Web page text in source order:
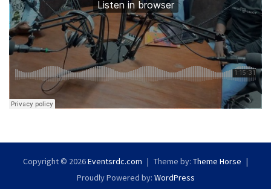
Copyright © 2026Eventsrdc.com Theme by: Theme Horse
Proudly Powered by: WordPress